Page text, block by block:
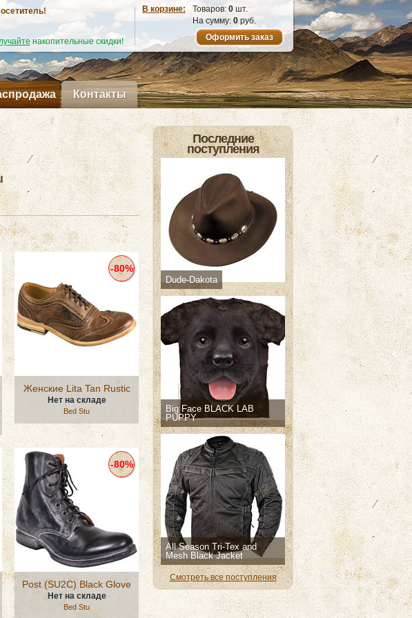
накопительные скидки!
В корзине: Товаров: 0 шт.
На сумму: 0 руб.
Оформить заказ
Контакты
Женские Lita Tan Rustic
Нет на складе
Bed Stu
-80%
Post (SU2C) Black Glove
Нет на складе
Bed Stu
-80%
Последние
поступления
Dude-Dakota
Big Face BLACK LAB
PUPPY
All Season Tri-Tex and
Mesh Black Jacket
Смотреть все поступления